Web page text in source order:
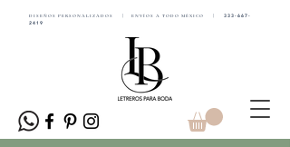
DISEÑOS PERSONALIZADOS | ENVÍOS A TODO MÉXICO | 333-667-
2419